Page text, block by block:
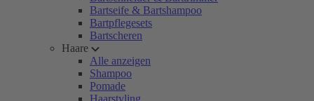
Bartseife & Bartshampoo
Bartpflegesets
Bartscheren
Haare
Alle anzeigen
Shampoo
Pomade
Haarstyling